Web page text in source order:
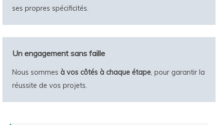
ses propres spécificités.
Un engagement sans faille
Nous sommes à vos côtés à chaque étape, pour garantir la
réussite de vos projets.